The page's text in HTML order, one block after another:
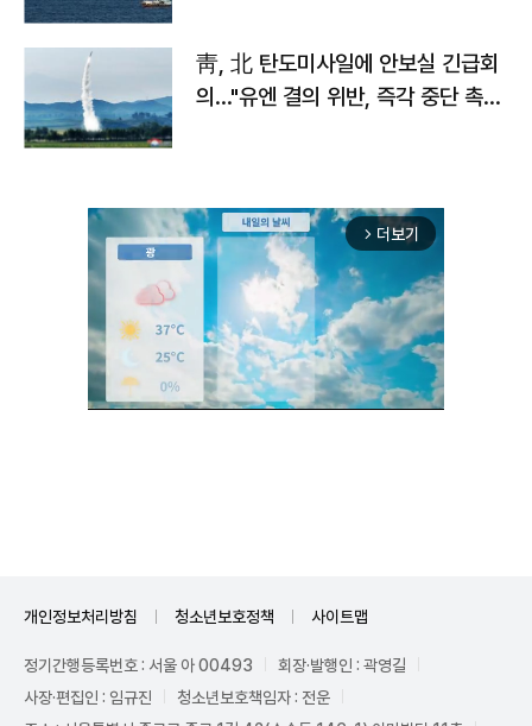
靑, 北 탄도미사일에 안보실 긴급회
의…"유엔 결의 위반, 즉각 중단 촉
arrow_forward_ios 더보기
개인정보처리방침 청소년보호정책 사이트맵
정기간행등록번호 : 서울 아 00493
회장·발행인 : 곽영길
사장·편집인 : 임규진
청소년보호책임자 : 전운